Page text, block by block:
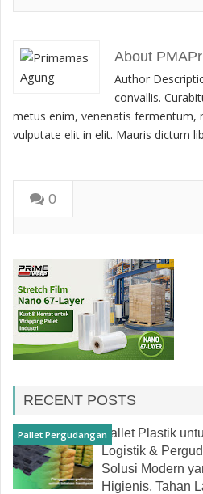
About
Author
convallis.
metus enim, venenatis fermentum,
vulputate elit in elit. Mauris dictum
0
RECENT POSTS
Pallet PergudanganPallet Plastik
Logistik &
Solusi Modern
Higienis, Tahan